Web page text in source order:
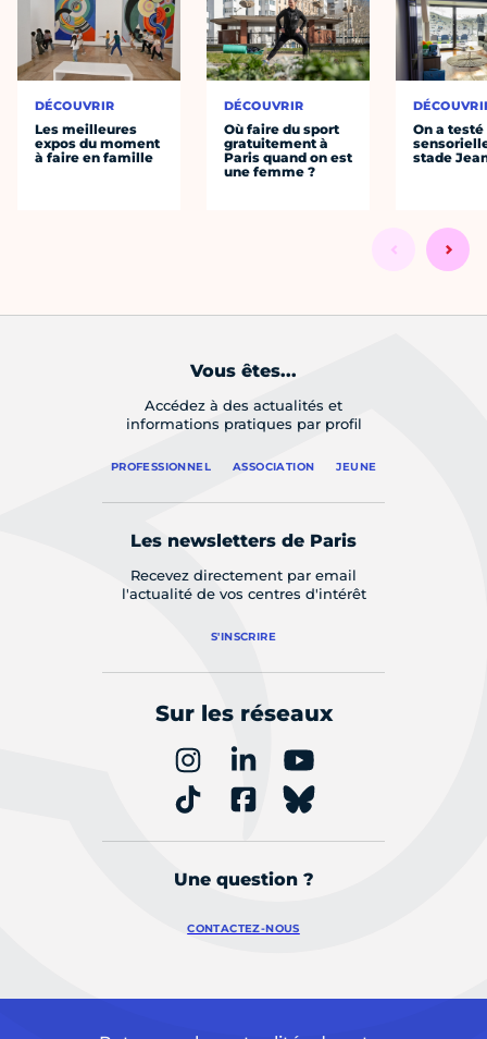
DÉCOUVRIR
Les meilleures
expos du moment
à faire en famille
DÉCOUVRIR
Où faire du sport
gratuitement à
Paris quand on est
une femme ?
On a
stade
Vous êtes...
Accédez à des actualités et
informations pratiques par profil
PROFESSIONNEL ASSOCIATION JEUNE
Les newsletters de Paris
Recevez directement par email
l'actualité de vos centres d'intérêt
S'INSCRIRE
Sur les réseaux
Une question ?
CONTACTEZ-NOUS